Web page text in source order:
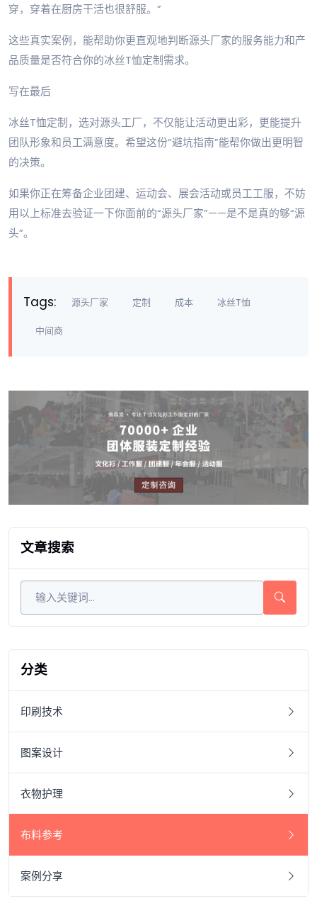
穿，穿着在厨房干活也很舒服。”
这些真实案例，能帮助你更直观地判断源头厂家的服务能力和产
品质量是否符合你的冰丝T恤定制需求。
写在最后
冰丝T恤定制，选对源头工厂，不仅能让活动更出彩，更能提升
团队形象和员工满意度。希望这份“避坑指南”能帮你做出更明智
的决策。
如果你正在筹备企业团建、运动会、展会活动或员工工服，不妨
用以上标准去验证一下你面前的“源头厂家”——是不是真的够“源
头”。
Tags: 源头厂家 定制 成本 冰丝T恤
中间商
文章搜索
分类
印刷技术
图案设计
衣物护理
布料参考
案例分享